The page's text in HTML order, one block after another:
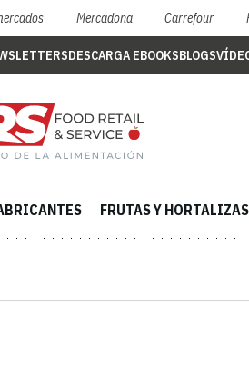
Mercadona Carrefour
DESCARGA EBOOKSBLOGS
FRUTAS Y HORTALIZAS